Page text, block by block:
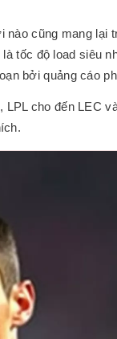
cũng mang lại
tốc độ load siêu
bởi quảng cáo
cho đến LEC